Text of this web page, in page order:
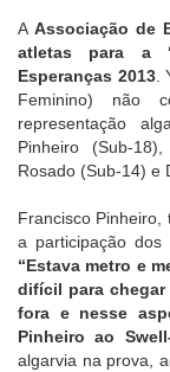
A Associação de
atletas para a
Esperanças 2013.
Feminino) não
representação
Pinheiro (Sub-
Rosado (Sub-14) e
Francisco Pinheiro,
a participação dos
“Estava metro e
difícil para
fora e nesse
Pinheiro ao
algarvia na prova,